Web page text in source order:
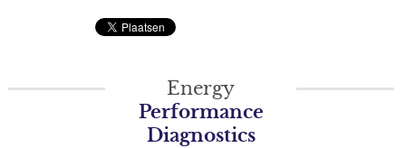
Energy
Performance
Diagnostics